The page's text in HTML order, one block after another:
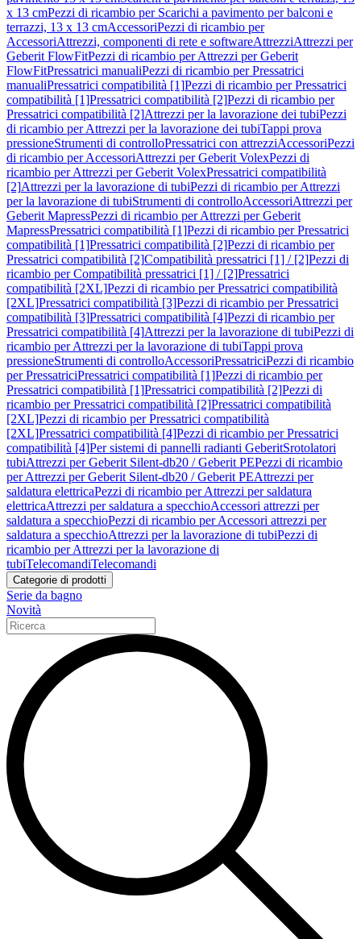
x 13 cmPezzi di ricambio per Scarichi a pavimento per balconi e
terrazzi, 13 x 13 cmAccessoriPezzi di ricambio per
AccessoriAttrezzi, componenti di rete e softwareAttrezziAttrezzi per
Geberit FlowFitPezzi di ricambio per Attrezzi per Geberit
FlowFitPressatrici manualiPezzi di ricambio per Pressatrici
manualiPressatrici compatibilità [1]Pezzi di ricambio per Pressatrici
compatibilità [1]Pressatrici compatibilità [2]Pezzi di ricambio per
Pressatrici compatibilità [2]Attrezzi per la lavorazione dei tubiPezzi
di ricambio per Attrezzi per la lavorazione dei tubiTappi prova
pressioneStrumenti di controlloPressatrici con attrezziAccessoriPezzi
di ricambio per AccessoriAttrezzi per Geberit VolexPezzi di
ricambio per Attrezzi per Geberit VolexPressatrici compatibilità
[2]Attrezzi per la lavorazione di tubiPezzi di ricambio per Attrezzi
per la lavorazione di tubiStrumenti di controlloAccessoriAttrezzi per
Geberit MapressPezzi di ricambio per Attrezzi per Geberit
MapressPressatrici compatibilità [1]Pezzi di ricambio per Pressatrici
compatibilità [1]Pressatrici compatibilità [2]Pezzi di ricambio per
Pressatrici compatibilità [2]Compatibilità pressatrici [1] / [2]Pezzi di
ricambio per Compatibilità pressatrici [1] / [2]Pressatrici
compatibilità [2XL]Pezzi di ricambio per Pressatrici compatibilità
[2XL]Pressatrici compatibilità [3]Pezzi di ricambio per Pressatrici
compatibilità [3]Pressatrici compatibilità [4]Pezzi di ricambio per
Pressatrici compatibilità [4]Attrezzi per la lavorazione di tubiPezzi di
ricambio per Attrezzi per la lavorazione di tubiTappi prova
pressioneStrumenti di controlloAccessoriPressatriciPezzi di ricambio
per PressatriciPressatrici compatibilità [1]Pezzi di ricambio per
Pressatrici compatibilità [1]Pressatrici compatibilità [2]Pezzi di
ricambio per Pressatrici compatibilità [2]Pressatrici compatibilità
[2XL]Pezzi di ricambio per Pressatrici compatibilità
[2XL]Pressatrici compatibilità [4]Pezzi di ricambio per Pressatrici
compatibilità [4]Per sistemi di pannelli radianti GeberitSrotolatori
tubiAttrezzi per Geberit Silent-db20 / Geberit PEPezzi di ricambio
per Attrezzi per Geberit Silent-db20 / Geberit PEAttrezzi per
saldatura elettricaPezzi di ricambio per Attrezzi per saldatura
elettricaAttrezzi per saldatura a specchioAccessori attrezzi per
saldatura a specchioPezzi di ricambio per Accessori attrezzi per
saldatura a specchioAttrezzi per la lavorazione di tubiPezzi di
ricambio per Attrezzi per la lavorazione di
tubiTelecomandiTelecomandi
Categorie di prodotti
Serie da bagno
Novità